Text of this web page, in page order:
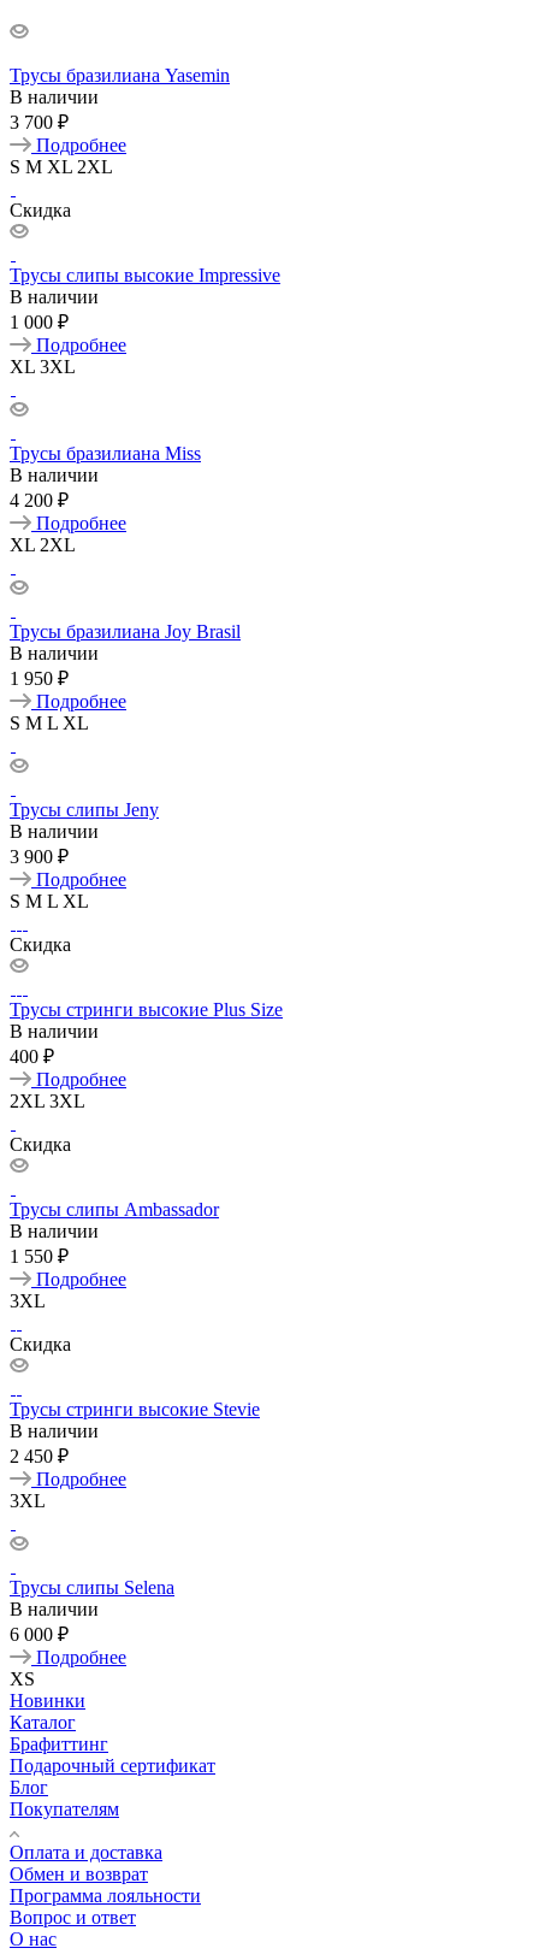
Трусы бразилиана Yasemin
В наличии
3 700 ₽
Подробнее
S M XL 2XL
Скидка
Трусы слипы высокие Impressive
В наличии
1 000 ₽
Подробнее
XL 3XL
Трусы бразилиана Miss
В наличии
4 200 ₽
Подробнее
XL 2XL
Трусы бразилиана Joy Brasil
В наличии
1 950 ₽
Подробнее
S M L XL
Трусы слипы Jeny
В наличии
3 900 ₽
Подробнее
S M L XL
Скидка
Трусы стринги высокие Plus Size
В наличии
400 ₽
Подробнее
2XL 3XL
Скидка
Трусы слипы Ambassador
В наличии
1 550 ₽
Подробнее
3XL
Скидка
Трусы стринги высокие Stevie
В наличии
2 450 ₽
Подробнее
3XL
Трусы слипы Selena
В наличии
6 000 ₽
Подробнее
XS
Новинки
Каталог
Брафиттинг
Подарочный сертификат
Блог
Покупателям
Оплата и доставка
Обмен и возврат
Программа лояльности
Вопрос и ответ
О нас